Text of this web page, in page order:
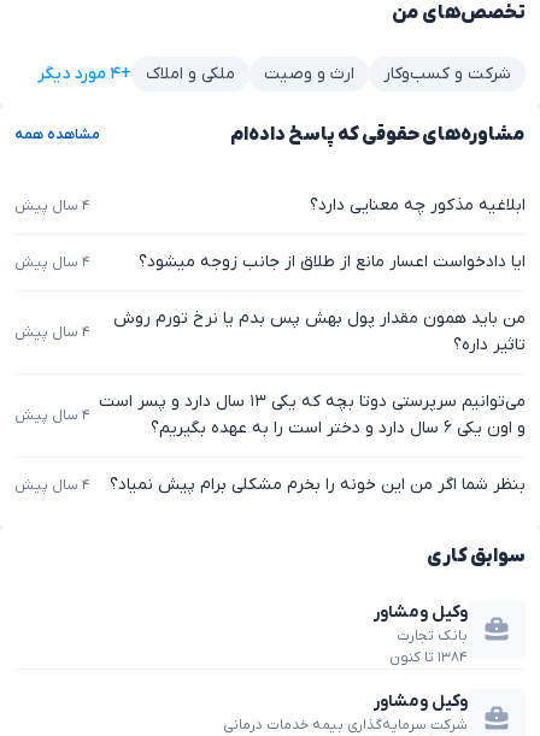
تخصص‌های من
شرکت و کسب‌وکار ارث و وصیت ملکی و املاک +۴ مورد دیگر
مشاوره‌های حقوقی که پاسخ داده‌ام مشاهده همه
ابلاغیه مذکور چه معنایی دارد؟ ۴ سال پیش
ایا دادخواست اعسار مانع از طلاق از جانب زوجه میشو‌د؟ ۴ سال پیش
من باید همون مقدار پول بهش پس بدم یا نرخ تورم روش
تاثیر داره؟
۴ سال پیش
می‌توانیم سرپرستی دوتا بچه که یکی ۱۳ سال دارد و پسر است
و اون یکی ۶ سال دارد و دختر است را به عهده بگیریم؟
۴ سال پیش
بنظر شما اگر من این خونه را بخرم مشکلی برام پیش نمیاد؟ ۴ سال پیش
سوابق کاری
وکیل ومشاور
بانک تجارت
۱۳۸۴ تا کنون
وکیل ومشاور
شرکت سرمایه‌گذاری بیمه خدمات درمانی